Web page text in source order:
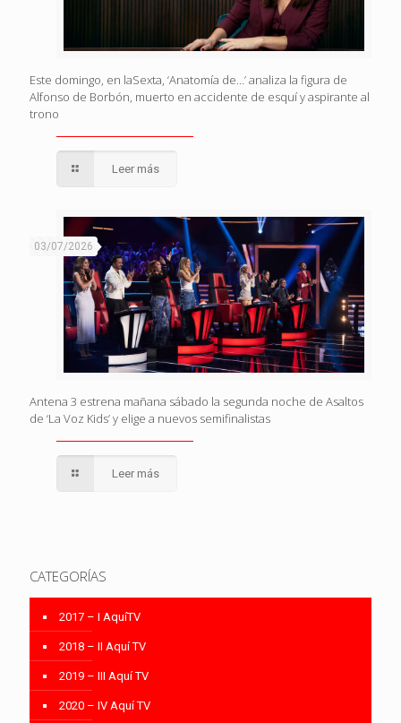
Este domingo, en laSexta, ‘Anatomía de…’ analiza la figura de
Alfonso de Borbón, muerto en accidente de esquí y aspirante al
trono
Leer más
03/07/2026
Antena 3 estrena mañana sábado la segunda noche de Asaltos
de ‘La Voz Kids’ y elige a nuevos semifinalistas
Leer más
CATEGORÍAS
2017 – I AquíTV
2018 – II Aquí TV
2019 – III Aquí TV
2020 – IV Aquí TV